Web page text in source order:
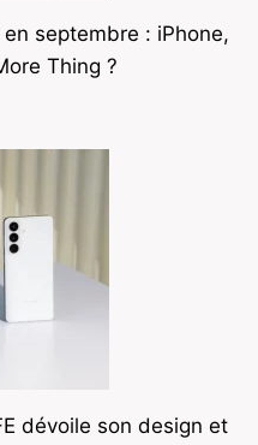
en septembre : iPhone,
Thing ?
dévoile son design et